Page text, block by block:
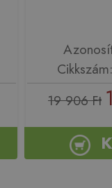
19 906 Ft